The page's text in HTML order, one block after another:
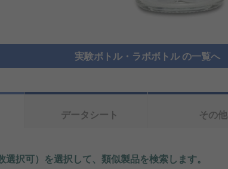
実験ボトル・ラボボトル の一覧へ
データシート その他
選択可）を選択して、類似製品を検索します。